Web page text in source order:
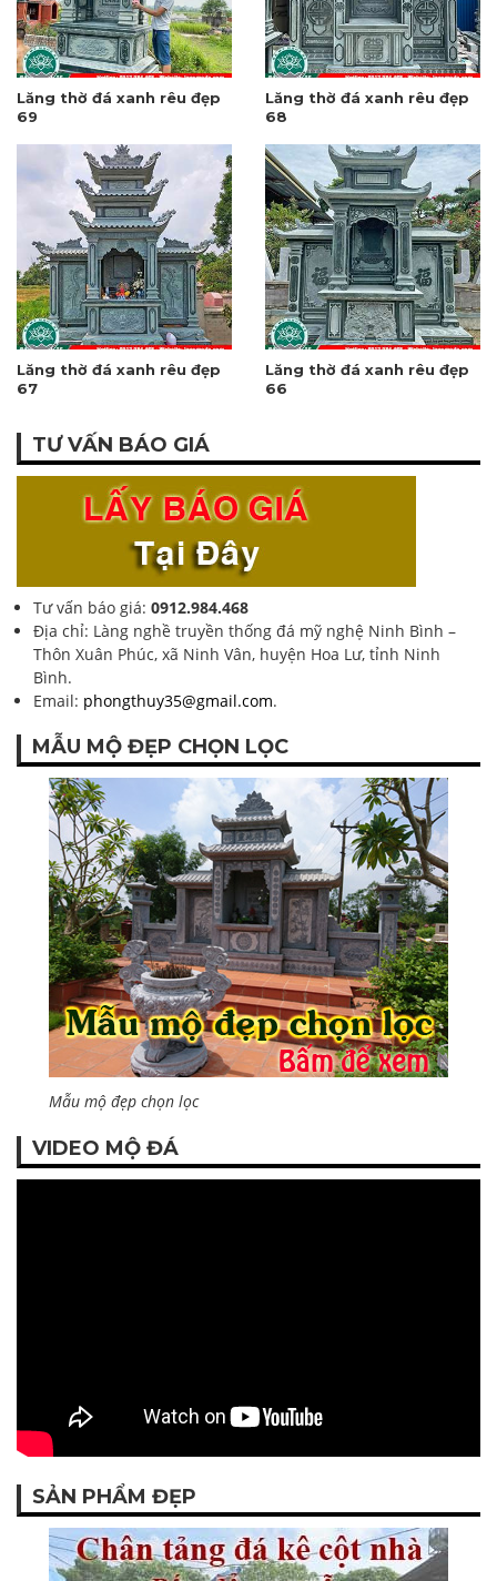
Lăng thờ đá xanh rêu đẹp
69
Lăng thờ đá xanh rêu đẹp
68
Lăng thờ đá xanh rêu đẹp
67
Lăng thờ đá xanh rêu đẹp
66
TƯ VẤN BÁO GIÁ
Tư vấn báo giá: 0912.984.468
Địa chỉ: Làng nghề truyền thống đá mỹ nghệ Ninh Bình –
Thôn Xuân Phúc, xã Ninh Vân, huyện Hoa Lư, tỉnh Ninh
Bình.
Email: phongthuy35@gmail.com.
MẪU MỘ ĐẸP CHỌN LỌC
Mẫu mộ đẹp chọn lọc
VIDEO MỘ ĐÁ
SẢN PHẨM ĐẸP